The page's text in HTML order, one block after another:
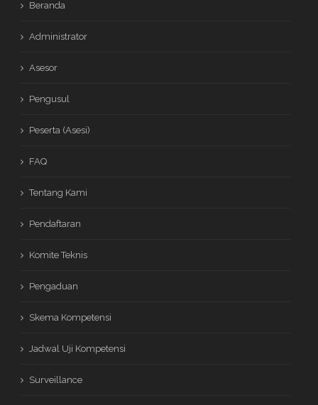
Beranda
Administrator
Asesor
Pengusul
Peserta (Asesi)
FAQ
Tentang Kami
Pendaftaran
Komite Teknis
Pengaduan
Skema Kompetensi
Jadwal Uji Kompetensi
Surveillance